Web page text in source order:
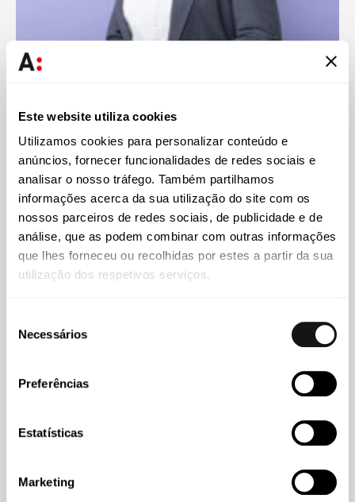
Este website utiliza cookies
Utilizamos cookies para personalizar conteúdo e
anúncios, fornecer funcionalidades de redes sociais e
analisar o nosso tráfego. Também partilhamos
informações acerca da sua utilização do site com os
nossos parceiros de redes sociais, de publicidade e de
análise, que as podem combinar com outras informações
que lhes forneceu ou recolhidas por estes a partir da sua
utilização dos respetivos serviços.
Necessários
Preferências
Estatísticas
Marketing
Conhecimento
Maria João Melícias explica riscos europeus de uma